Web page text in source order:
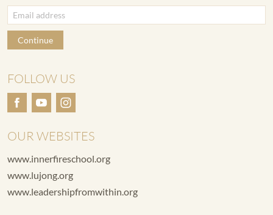
Continue
FOLLOW US
OUR WEBSITES
www.innerfireschool.org
www.lujong.org
www.leadershipfromwithin.org